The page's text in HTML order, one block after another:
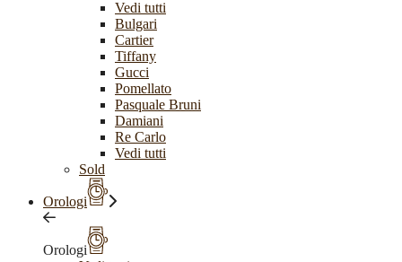
Vedi tutti
Bulgari
Cartier
Tiffany
Gucci
Pomellato
Pasquale Bruni
Damiani
Re Carlo
Vedi tutti
Sold
Orologi
Orologi